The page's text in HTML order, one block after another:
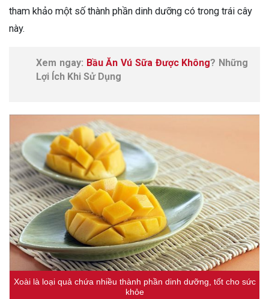
tham khảo một số thành phần dinh dưỡng có trong trái cây
này.
Xem ngay: Bầu Ăn Vú Sữa Được Không? Những
Lợi Ích Khi Sử Dụng
Xoài là loại quả chứa nhiều thành phần dinh dưỡng, tốt cho sức
khỏe